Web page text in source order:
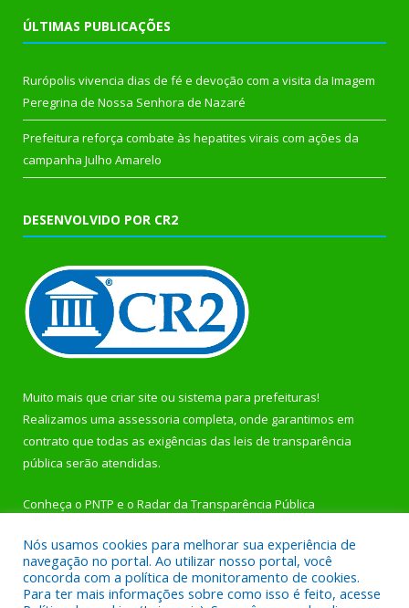
ÚLTIMAS PUBLICAÇÕES
Rurópolis vivencia dias de fé e devoção com a visita da Imagem
Peregrina de Nossa Senhora de Nazaré
Prefeitura reforça combate às hepatites virais com ações da
campanha Julho Amarelo
DESENVOLVIDO POR CR2
Muito mais que criar site ou sistema para prefeituras!
Realizamos uma assessoria completa, onde garantimos em
contrato que todas as exigências das leis de transparência
pública serão atendidas.
Conheça o PNTP e o Radar da Transparência Pública
Todos os direitos reservados a Prefeitura Municipal de
Nós usamos cookies para melhorar sua experiência de
navegação no portal. Ao utilizar nosso portal, você
concorda com a política de monitoramento de cookies.
Para ter mais informações sobre como isso é feito, acesse